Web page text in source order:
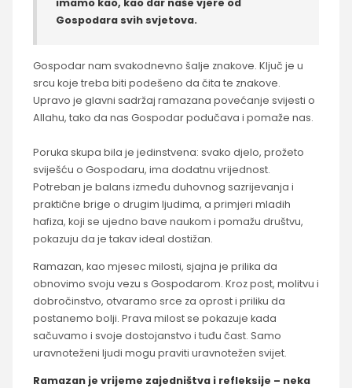
imamo kao, kao dar naše vjere od
Gospodara svih svjetova.
Gospodar nam svakodnevno šalje znakove. Ključ je u
srcu koje treba biti podešeno da čita te znakove.
Upravo je glavni sadržaj ramazana povećanje svijesti o
Allahu, tako da nas Gospodar podučava i pomaže nas.
Poruka skupa bila je jedinstvena: svako djelo, prožeto
sviješću o Gospodaru, ima dodatnu vrijednost.
Potreban je balans između duhovnog sazrijevanja i
praktične brige o drugim ljudima, a primjeri mladih
hafiza, koji se ujedno bave naukom i pomažu društvu,
pokazuju da je takav ideal dostižan.
Ramazan, kao mjesec milosti, sjajna je prilika da
obnovimo svoju vezu s Gospodarom. Kroz post, molitvu i
dobročinstvo, otvaramo srce za oprost i priliku da
postanemo bolji. Prava milost se pokazuje kada
sačuvamo i svoje dostojanstvo i tuđu čast. Samo
uravnoteženi ljudi mogu praviti uravnotežen svijet.
Ramazan je vrijeme zajedništva i refleksije – neka